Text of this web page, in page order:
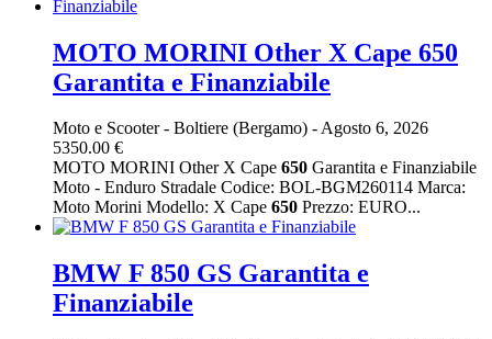
MOTO MORINI Other X Cape 650
Garantita e Finanziabile
Moto e Scooter- Boltiere (Bergamo) -Agosto 6, 2026
5350.00 €
MOTO MORINI Other X Cape 650 Garantita e Finanziabile
Moto - Enduro Stradale Codice: BOL-BGM260114 Marca:
Moto Morini Modello: X Cape 650 Prezzo: EURO...
BMW F 850 GS Garantita e
Finanziabile